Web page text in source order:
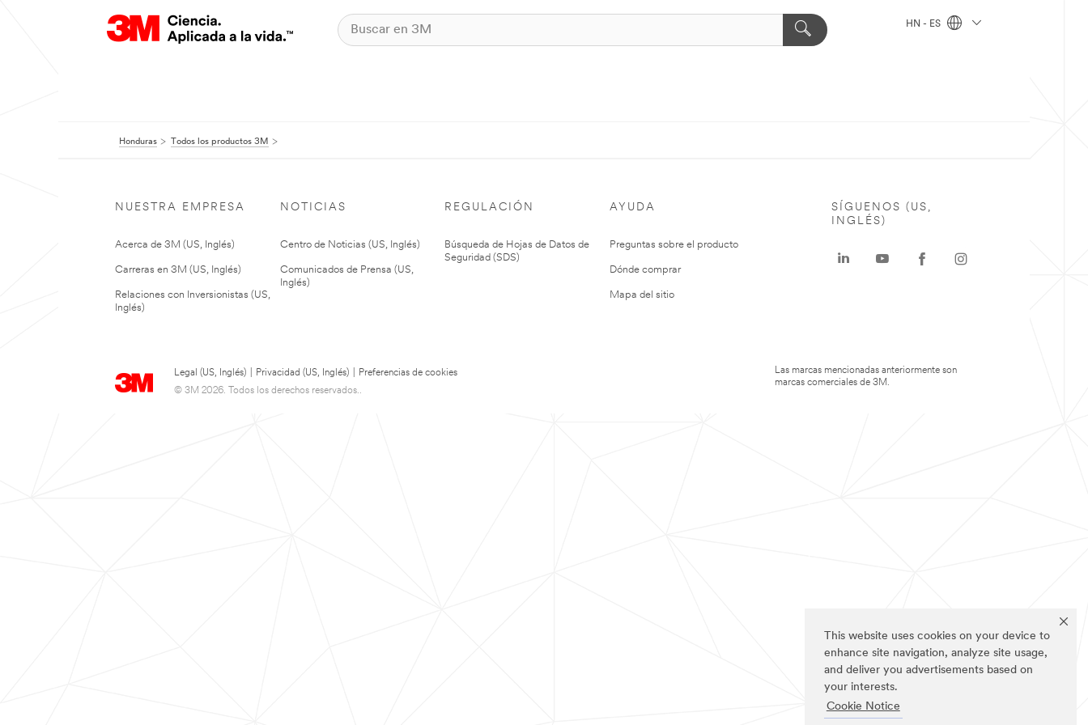
This website uses cookies on your device to
enhance site navigation, analyze site usage,
and deliver you advertisements based on
your interests.
Cookie Notice
HN - ES
Honduras Todos los productos 3M
NUESTRA EMPRESA
Acerca de 3M (US, Inglés)
Carreras en 3M (US, Inglés)
Relaciones con Inversionistas (US,
Inglés)
NOTICIAS
Centro de Noticias (US, Inglés)
Comunicados de Prensa (US,
Inglés)
REGULACIÓN
Búsqueda de Hojas de Datos de
Seguridad (SDS)
AYUDA
Preguntas sobre el producto
Dónde comprar
Mapa del sitio
Legal (US, Inglés) Privacidad (US, Inglés)
Preferencias de cookies
© 3M 2026. Todos los derechos reservados..
SÍGUENOS (US,
INGLÉS)
Las marcas mencionadas anteriormente son
marcas comerciales de 3M.